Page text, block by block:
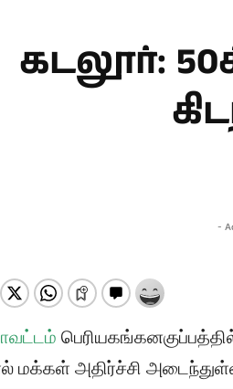
கடலூர்:
-
மக்கள் அதிர்ச்சி